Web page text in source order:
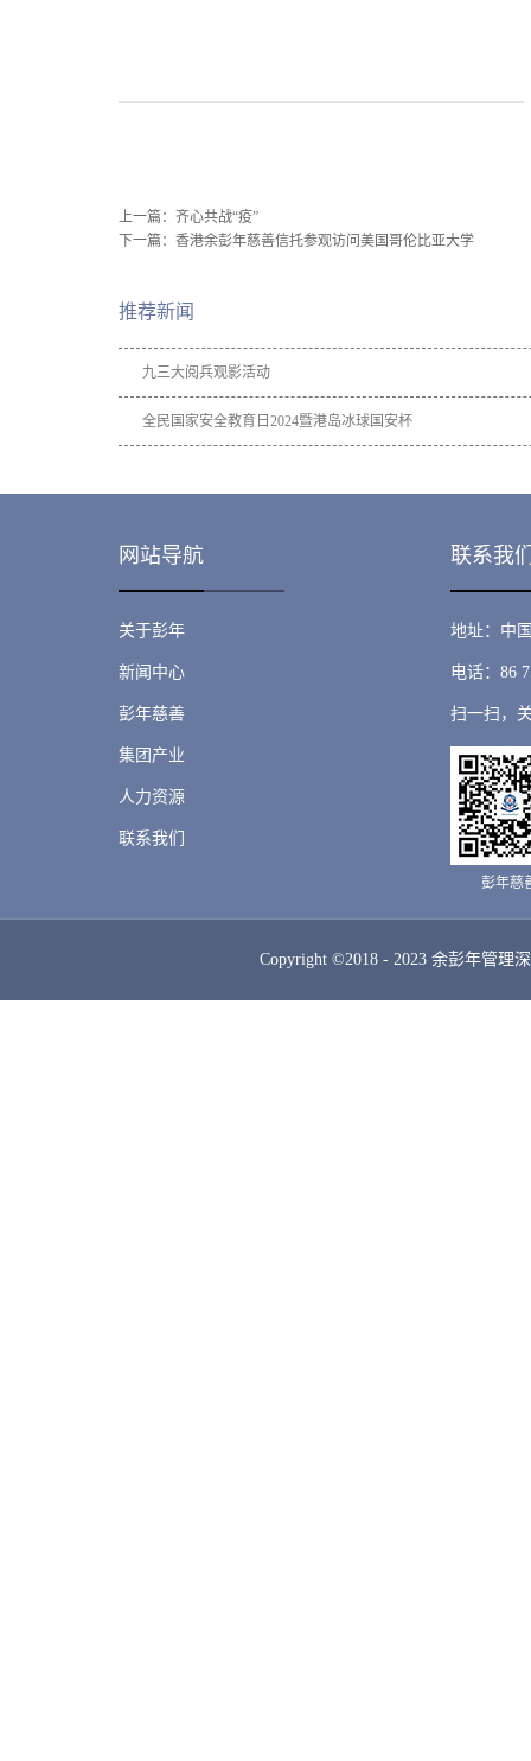
上一篇： 齐心共战“疫”
下一篇： 香港余彭年慈善信托参观访问美国哥伦比亚大学
推荐新闻
九三大阅兵观影活动
全民国家安全教育日2024暨港岛冰球国安杯
网站导航 联系我
关于彭年
新闻中心
彭年慈善
集团产业
人力资源
联系我们
地址：中
电话：86
扫一扫，
彭年慈
Copyright ©2018 - 2023 余彭年管理